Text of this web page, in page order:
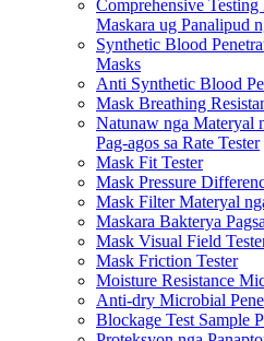
Comprehensive
Maskara ug Panalipud
Synthetic Blood
Masks
Anti Synthetic Blood
Mask Breathing
Natunaw nga Materyal
Pag-agos sa Rate Tester
Mask Fit Tester
Mask Pressure
Mask Filter Materyal
Maskara Bakterya
Mask Visual Field
Mask Friction Tester
Moisture Resistance
Anti-dry Microbial
Blockage Test Sample